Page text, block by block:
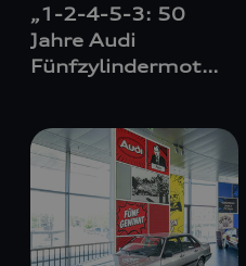
„1-2-4-5-3: 50
Jahre Audi
Fünfzylindermoto
g im Audi
museum mobile